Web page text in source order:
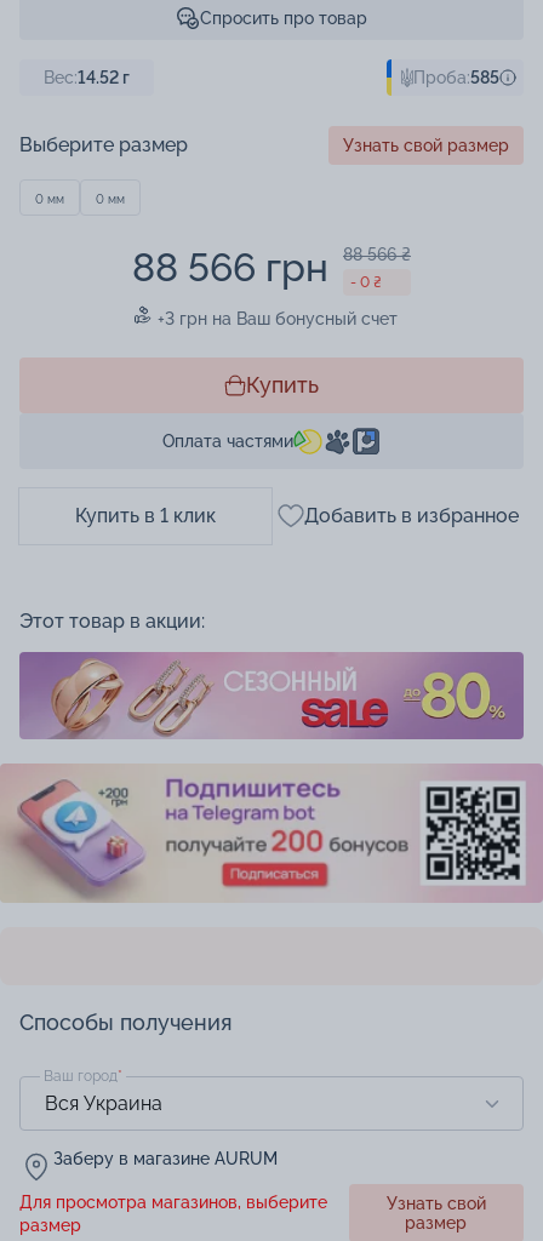
Спросить про товар
Вес:14.52 г Проба:585
Выберите размер Узнать свой размер
0 мм 0 мм
88 566 грн 88 566 ₴
- 0 ₴
+3 грн на Ваш бонусный счет
Купить
Оплата частями
Купить в 1 клик Добавить в избранное
Этот товар в акции:
Способы получения
Ваш город*
Заберу в магазине AURUM
Для просмотра магазинов, выберите
размер
Узнать свой
размер